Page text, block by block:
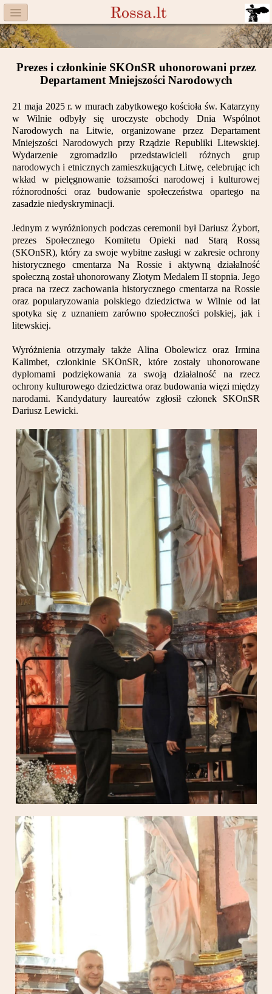
Menu
Facebook
Komitet
Aktualności
Książka
Moneta
Cegiełki
Rossa
Trasy
Darczyńcy
Partnerzy
Kontakt
Prezes i członkinie SKOnSR uhonorowani przez
Departament Mniejszości Narodowych
21 maja 2025 r. w murach zabytkowego kościoła św. Katarzyny
w Wilnie odbyły się uroczyste obchody Dnia Wspólnot
Narodowych na Litwie, organizowane przez Departament
Mniejszości Narodowych przy Rządzie Republiki Litewskiej.
Wydarzenie zgromadziło przedstawicieli różnych grup
narodowych i etnicznych zamieszkujących Litwę, celebrując ich
wkład w pielęgnowanie tożsamości narodowej i kulturowej
różnorodności oraz budowanie społeczeństwa opartego na
zasadzie niedyskryminacji.
Jednym z wyróżnionych podczas ceremonii był Dariusz Żybort,
prezes Społecznego Komitetu Opieki nad Starą Rossą
(SKOnSR), który za swoje wybitne zasługi w zakresie ochrony
historycznego cmentarza Na Rossie i aktywną działalność
społeczną został uhonorowany Złotym Medalem II stopnia. Jego
praca na rzecz zachowania historycznego cmentarza na Rossie
oraz popularyzowania polskiego dziedzictwa w Wilnie od lat
spotyka się z uznaniem zarówno społeczności polskiej, jak i
litewskiej.
Wyróżnienia otrzymały także Alina Obolewicz oraz Irmina
Kalimbet, członkinie SKOnSR, które zostały uhonorowane
dyplomami podziękowania za swoją działalność na rzecz
ochrony kulturowego dziedzictwa oraz budowania więzi między
narodami. Kandydatury laureatów zgłosił członek SKOnSR
Dariusz Lewicki.